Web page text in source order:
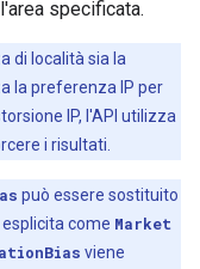
specificata.
di località sia la
la preferenza IP per
IP, l'API utilizza
i risultati.
può essere sostituito
come Market
viene